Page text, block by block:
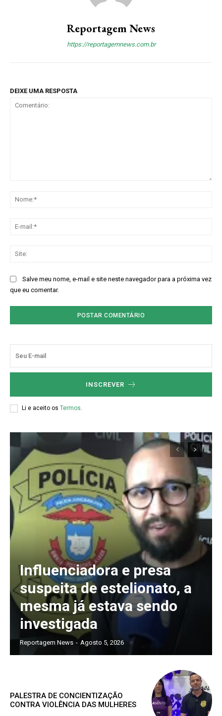
Assine nosso site e tenha acessos
exclusivo
Grátis
Reportagem News
https://reportagemnews.com.br
DEIXE UMA RESPOSTA
Salve meu nome, e-mail e site neste navegador para a próxima vez
que eu comentar.
INSCREVER
Li e aceito os Termos.
Influenciadora e presa
suspeita de estelionato, a
mesma já estava sendo
investigada
Reportagem News - Agosto 5, 2026
PALESTRA DE CONCIENTIZAÇÃO
CONTRA VIOLÊNCIA DAS MULHERES